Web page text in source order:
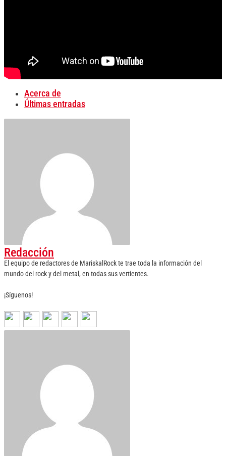
Acerca de
Últimas entradas
Redacción
El equipo de redactores de MariskalRock te trae toda la información del
mundo del rock y del metal, en todas sus vertientes.
¡Síguenos!